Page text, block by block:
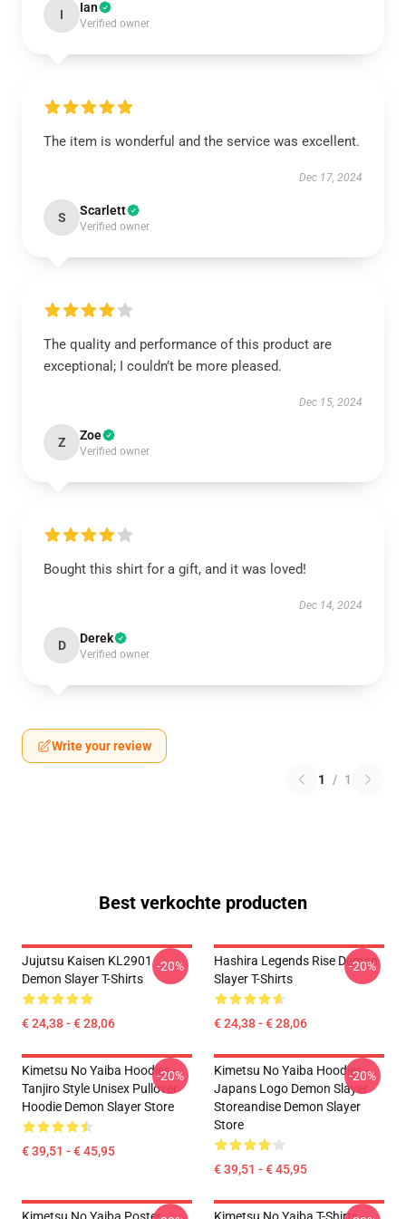
I Ian
Verified owner
The item is wonderful and the service was excellent.
Dec 17, 2024
S Scarlett
Verified owner
The quality and performance of this product are
exceptional; I couldn’t be more pleased.
Dec 15, 2024
Z Zoe
Verified owner
Bought this shirt for a gift, and it was loved!
Dec 14, 2024
D Derek
Verified owner
Write your review
1 / 1
Best verkochte producten
Jujutsu Kaisen KL2901
Demon Slayer T-Shirts
€ 24,38 - € 28,06
-20%
Hashira Legends Rise Demon
Slayer T-Shirts
€ 24,38 - € 28,06
-20%
Kimetsu No Yaiba Hoodies -
Tanjiro Style Unisex Pullover
Hoodie Demon Slayer Store
€ 39,51 - € 45,95
-20%
Kimetsu No Yaiba Hoodies -
Japans Logo Demon Slayer
Storeandise Demon Slayer
Store
€ 39,51 - € 45,95
-20%